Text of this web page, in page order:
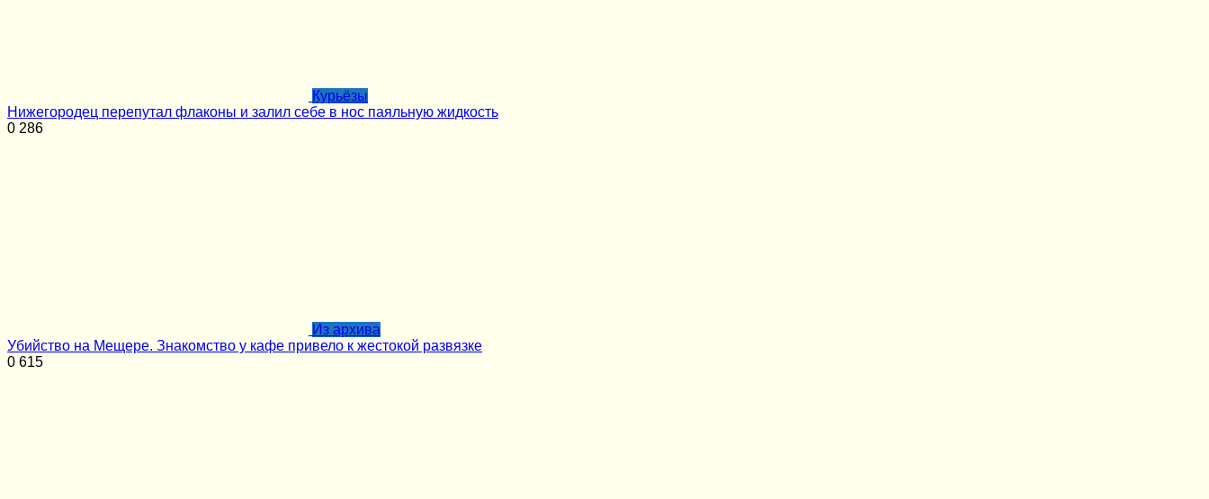
Курьёзы
Нижегородец перепутал флаконы и залил себе в нос паяльную жидкость
0 286
Из архива
Убийство на Мещере. Знакомство у кафе привело к жестокой развязке
0 615